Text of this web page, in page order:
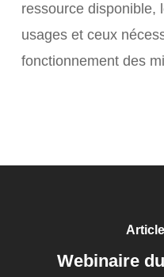
ressource disponible,
usages et ceux
fonctionnement des
Webinaire